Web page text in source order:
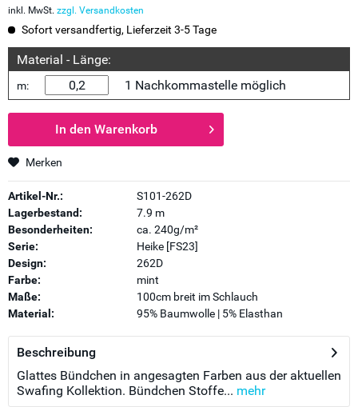
inkl. MwSt. zzgl. Versandkosten
Sofort versandfertig, Lieferzeit 3-5 Tage
Material - Länge:
m: 1 Nachkommastelle möglich
In den Warenkorb
Merken
Artikel-Nr.:
S101-262D
Lagerbestand:
7.9 m
Besonderheiten:
ca. 240g/m²
Serie:
Heike [FS23]
Design:
262D
Farbe:
mint
Maße:
100cm breit im Schlauch
Material:
95% Baumwolle | 5% Elasthan
Beschreibung
Glattes Bündchen in angesagten Farben aus der aktuellen
Swafing Kollektion. Bündchen Stoffe... mehr